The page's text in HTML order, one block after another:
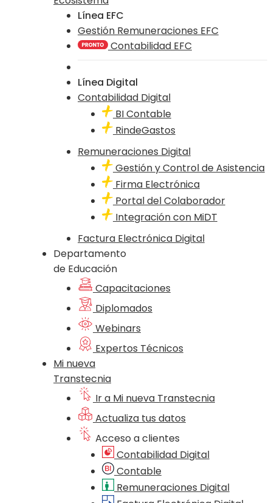
Línea EFC
Gestión Remuneraciones EFC
Contabilidad EFC
Línea Digital
Contabilidad Digital
BI Contable
RindeGastos
Remuneraciones Digital
Gestión y Control de Asistencia
Firma Electrónica
Portal del Colaborador
Integración con MiDT
Factura Electrónica Digital
Departamento
de Educación
Capacitaciones
Diplomados
Webinars
Expertos Técnicos
Mi nueva
Transtecnia
Ir a Mi nueva Transtecnia
Actualiza tus datos
Acceso a clientes
Contabilidad Digital
Contable
Remuneraciones Digital